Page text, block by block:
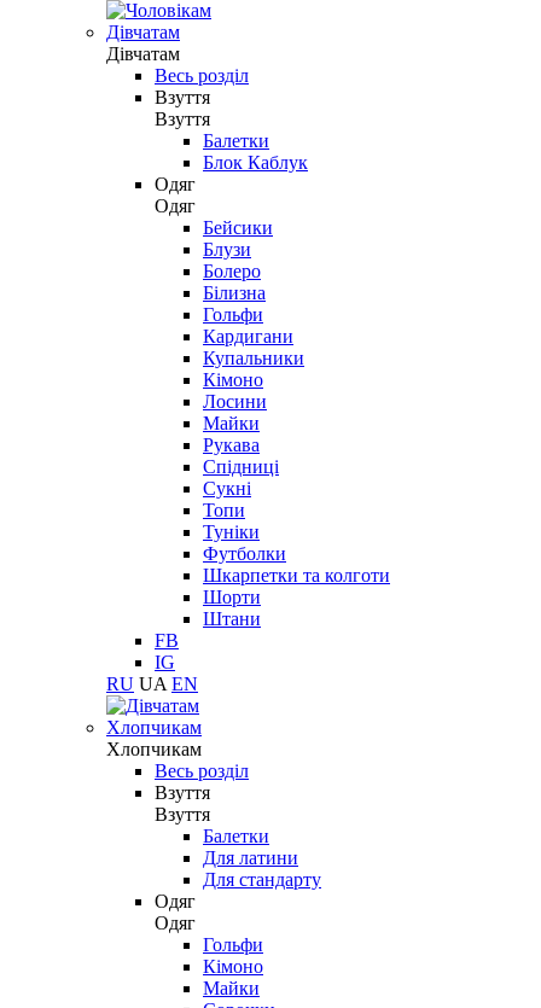
Дівчатам
Дівчатам
Весь розділ
Взуття
Взуття
Балетки
Блок Каблук
Одяг
Одяг
Бейсики
Блузи
Болеро
Білизна
Гольфи
Кардигани
Купальники
Кімоно
Лосини
Майки
Рукава
Спідниці
Сукні
Топи
Туніки
Футболки
Шкарпетки та колготи
Шорти
Штани
FB
IG
RU UA EN
Хлопчикам
Хлопчикам
Весь розділ
Взуття
Взуття
Балетки
Для латини
Для стандарту
Одяг
Одяг
Гольфи
Кімоно
Майки